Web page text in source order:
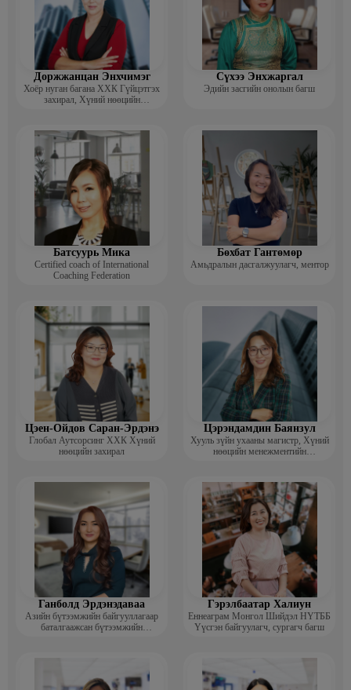
Доржжанцан Энхчимэг
Хоёр нуган багана ХХК Гүйцэтгэх
захирал, Хүний нөөцийн
Сүхээ Энхжаргал
Эдийн засгийн онолын багш
Батсуурь Мика
Certified coach of International
Coaching Federation
Бөхбат Гантөмөр
Амьдралын дасгалжуулагч, ментор
Цэен-Ойдов Саран-Эрдэнэ
Глобал Аутсорсинг ХХК Хүний
нөөцийн захирал
Цэрэндамдин Баянзул
Хууль зүйн ухааны магистр, Хүний
нөөцийн менежментийн
Ганболд Эрдэнэдаваа
Азийн бүтээмжийн байгууллагаар
баталгаажсан бүтээмжийн
Гэрэлбаатар Халиун
Еннеаграм Монгол Шийдэл НҮТББ
Үүсгэн байгуулагч, сургагч багш